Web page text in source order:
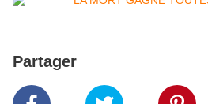
Partager